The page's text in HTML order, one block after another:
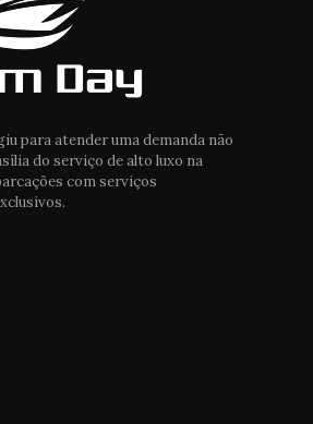
para atender uma demanda não
do serviço de alto luxo na
com serviços